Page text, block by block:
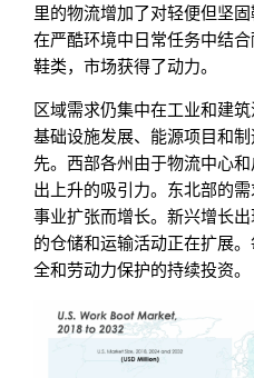
里的物流增加了对轻便但坚
在严酷环境中日常任务中结
鞋类，市场获得了动力。
区域需求仍集中在工业和建
基础设施发展、能源项目和
先。西部各州由于物流中心
出上升的吸引力。东北部的
事业扩张而增长。新兴增长
的仓储和运输活动正在扩展
全和劳动力保护的持续投资。